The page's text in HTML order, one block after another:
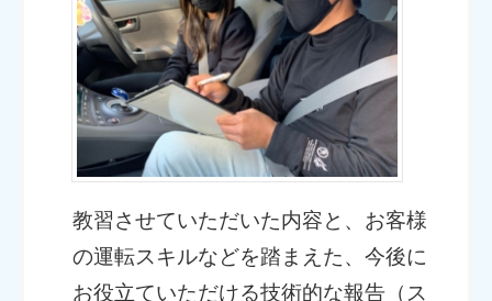
教習させていただいた内容と、お客様
の運転スキルなどを踏まえた、今後に
お役立ていただける技術的な報告（ス